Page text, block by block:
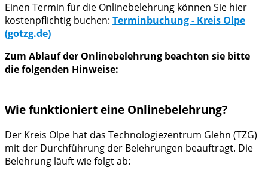
Einen Termin für die Onlinebelehrung können Sie hier
kostenpflichtig buchen: Terminbuchung - Kreis Olpe
(gotzg.de)
Zum Ablauf der Onlinebelehrung beachten sie bitte
die folgenden Hinweise:
Wie funktioniert eine Onlinebelehrung?
Der Kreis Olpe hat das Technologiezentrum Glehn (TZG)
mit der Durchführung der Belehrungen beauftragt. Die
Belehrung läuft wie folgt ab: